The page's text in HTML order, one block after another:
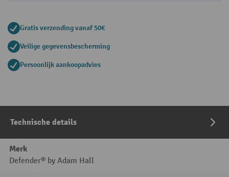
Gratis verzending vanaf 50€
Veilige gegevensbescherming
Persoonlijk aankoopadvies
Technische details
Merk
Defender® by Adam Hall